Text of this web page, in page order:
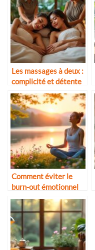
Les massages à deux :
complicité et détente
Comment éviter le
burn-out émotionnel